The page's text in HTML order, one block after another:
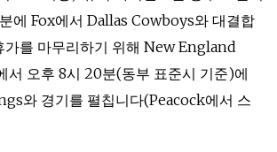
에 Fox에서 Dallas Cowboys와 대결합
가를 마무리하기 위해 New England
오후 8시 20분(동부 표준시 기준)에
와 경기를 펼칩니다(Peacock에서 스